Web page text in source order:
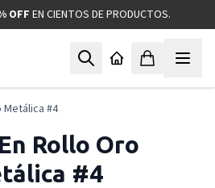
OFF EN CIENTOS DE PRODUCTOS.
Metálica #4
Rollo Oro
#4